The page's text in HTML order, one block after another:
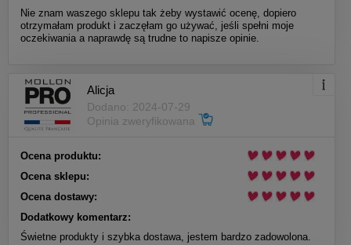
Nie znam waszego sklepu tak żeby wystawić ocenę, dopiero
otrzymałam produkt i zaczęłam go używać, jeśli spełni moje
oczekiwania a naprawdę są trudne to napisze opinie.
Alicja
Dodano: 2024-07-29
Opinia zweryfikowana
Ocena produktu:
Ocena sklepu:
Ocena dostawy:
Dodatkowy komentarz:
Świetne produkty i szybka dostawa, jestem bardzo zadowolona.